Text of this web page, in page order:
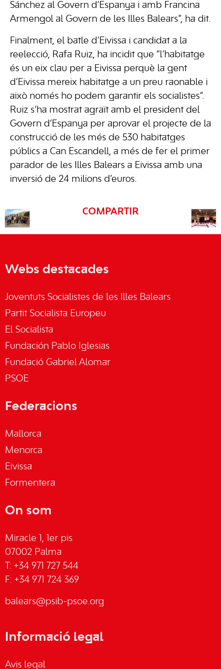
Sánchez al Govern d’Espanya i amb Francina
Armengol al Govern de les Illes Balears”, ha dit.
Finalment, el batle d’Eivissa i candidat a la
reelecció, Rafa Ruiz, ha incidit que “l’habitatge
és un eix clau per a Eivissa perquè la gent
d’Eivissa mereix habitatge a un preu raonable i
això només ho podem garantir els socialistes”.
Ruiz s’ha mostrat agraït amb el president del
Govern d’Espanya per aprovar el projecte de la
construcció de les més de 530 habitatges
públics a Can Escandell, a més de fer el primer
parador de les Illes Balears a Eivissa amb una
inversió de 24 milions d’euros.
COMPARTIR
Webs destacades
Joventuts Socialistes de les Illes Balears
Partit Socialista Europeu
El Socialista
Fundación Pablo Iglesias
Fundació Gabriel Alomar
PSOE
Federacions
Mallorca
Menorca
Eivissa
Formentera
On som
Miracle 1, 1er pis
07002 Palma
T: +34 971 727 544
F: +34 971 724 369
balears@psib-psoe.org
Informació legal
Avis legal